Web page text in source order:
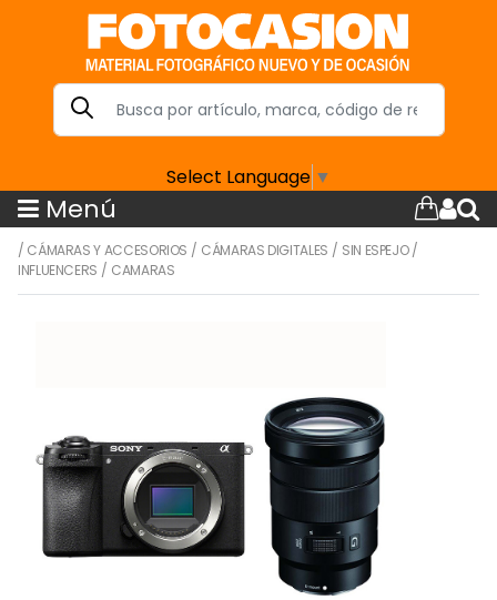
Select Language ▼
Menú
/ CÁMARAS Y ACCESORIOS / CÁMARAS DIGITALES / SIN ESPEJO /
INFLUENCERS / CAMARAS